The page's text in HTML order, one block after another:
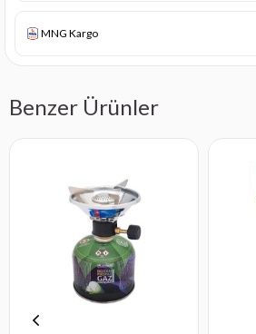
MNG Kargo
Benzer Ürünler